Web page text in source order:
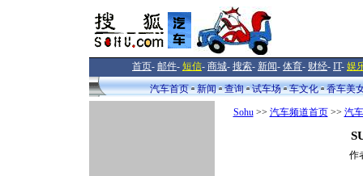
首页- 邮件- 短信- 商城- 搜索- 新闻- 体育- 财经- IT- 娱
汽车首页
新闻 查询 试车场 车文化 香车美
Sohu>> 汽车频道首页>> 汽
作